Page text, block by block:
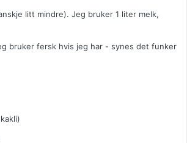
litt mindre). Jeg bruker 1 liter melk,
bruker fersk hvis jeg har - synes det funker